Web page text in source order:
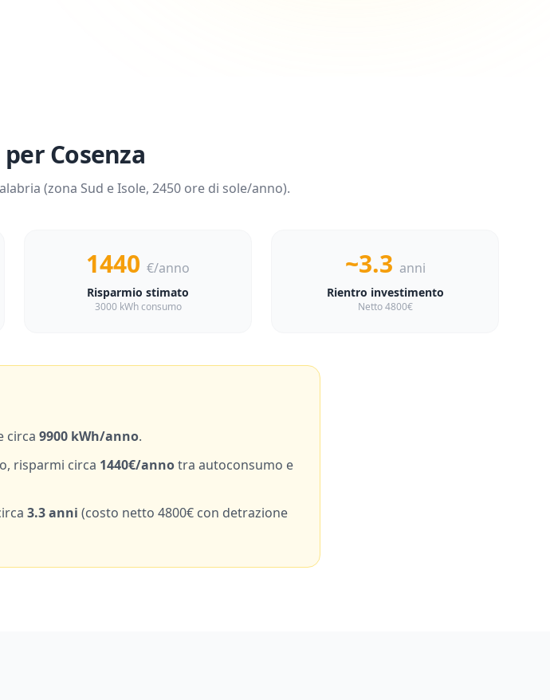
perCosenza
(zona Sud e Isole, 2450ore di sole/anno).
1440 €/anno
Risparmio stimato
3000 kWh consumo
~3.3 anni
Rientro investimento
Netto 4800€
circa 9900 kWh/anno.
risparmi circa 1440€/annotra autoconsumo e
3.3anni (costo netto 4800€ con detrazione